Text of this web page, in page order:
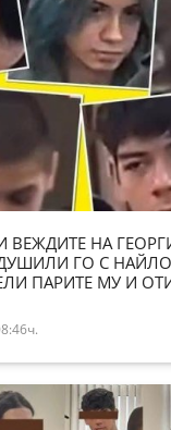
ВЕЖДИТЕ НА
ГО С
ПАРИТЕ МУ И